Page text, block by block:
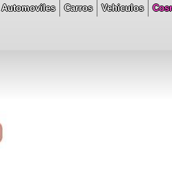
Automoviles Carros Vehiculos